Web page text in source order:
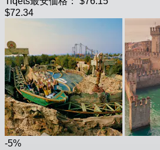
$72.34
-5%